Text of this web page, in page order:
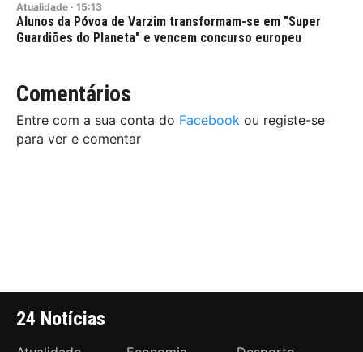
Atualidade · 15:13
Alunos da Póvoa de Varzim transformam-se em "Super
Guardiões do Planeta" e vencem concurso europeu
Comentários
Entre com a sua conta do Facebook ou registe-se
para ver e comentar
24 Notícias